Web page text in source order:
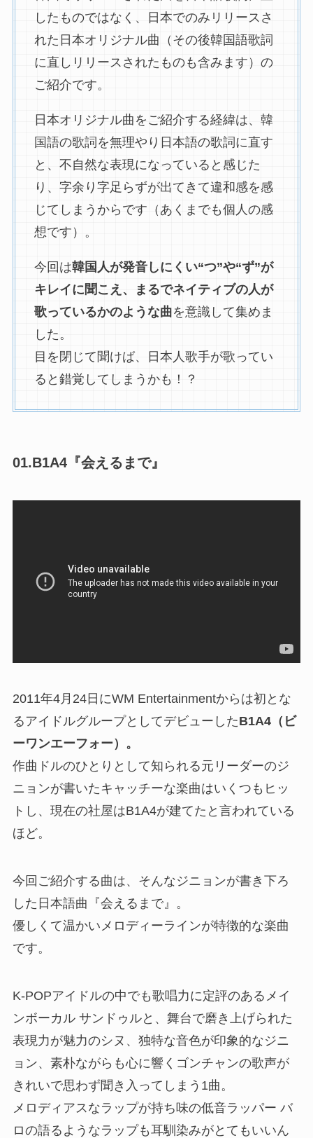
したものではなく、日本でのみリリースさ
れた日本オリジナル曲（その後韓国語歌詞
に直しリリースされたものも含みます）の
ご紹介です。
日本オリジナル曲をご紹介する経緯は、韓
国語の歌詞を無理やり日本語の歌詞に直す
と、不自然な表現になっていると感じた
り、字余り字足らずが出てきて違和感を感
じてしまうからです（あくまでも個人の感
想です）。
今回は韓国人が発音しにくい“つ”や“ず”が
キレイに聞こえ、まるでネイティブの人が
歌っているかのような曲を意識して集めま
した。
目を閉じて聞けば、日本人歌手が歌ってい
ると錯覚してしまうかも！？
01.B1A4『会えるまで』
2011年4月24日にWM Entertainmentからは初とな
るアイドルグループとしてデビューしたB1A4（ビ
ーワンエーフォー）。
作曲ドルのひとりとして知られる元リーダーのジ
ニョンが書いたキャッチーな楽曲はいくつもヒッ
トし、現在の社屋はB1A4が建てたと言われている
ほど。
今回ご紹介する曲は、そんなジニョンが書き下ろ
した日本語曲『会えるまで』。
優しくて温かいメロディーラインが特徴的な楽曲
です。
K-POPアイドルの中でも歌唱力に定評のあるメイ
ンボーカル サンドゥルと、舞台で磨き上げられた
表現力が魅力のシヌ、独特な音色が印象的なジニ
ョン、素朴ながらも心に響くゴンチャンの歌声が
きれいで思わず聞き入ってしまう1曲。
メロディアスなラップが持ち味の低音ラッパー バ
ロの語るようなラップも耳馴染みがとてもいいん